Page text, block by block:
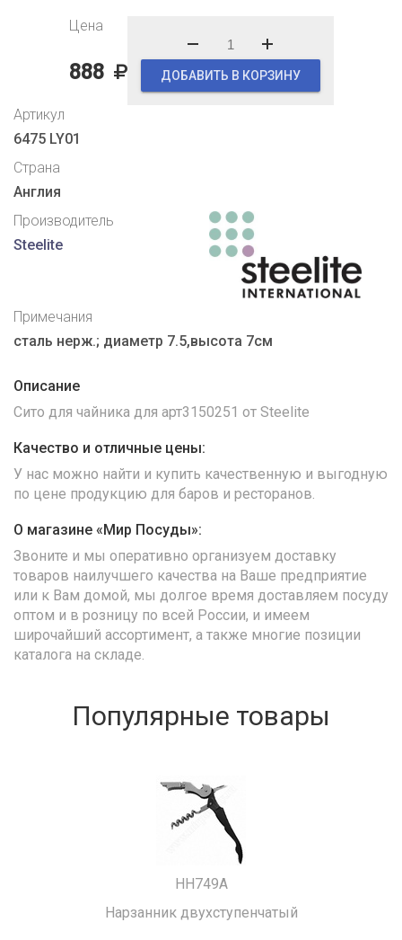
Цена
888 ДОБАВИТЬ В КОРЗИНУ
Артикул
6475 LY01
Страна
Англия
Производитель
Steelite
Примечания
сталь нерж.; диаметр 7.5,высота 7см
Описание
Сито для чайника для арт3150251 от Steelite
Качество и отличные цены:
У нас можно найти и купить качественную и выгодную
по цене продукцию для баров и ресторанов.
О магазине «Мир Посуды»:
Звоните и мы оперативно организуем доставку
товаров наилучшего качества на Ваше предприятие
или к Вам домой, мы долгое время доставляем посуду
оптом и в розницу по всей России, и имеем
широчайший ассортимент, а также многие позиции
каталога на складе.
Популярные товары
HH749A
Нарзанник двухступенчатый